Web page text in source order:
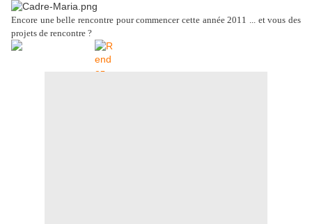
Encore une belle rencontre pour commencer cette année 2011 ... et vous des
projets de rencontre ?